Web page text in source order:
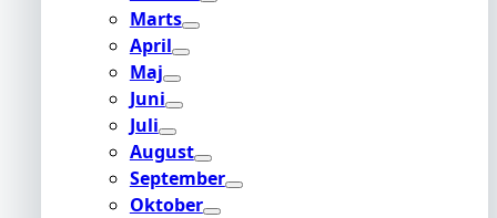
Marts
April
Maj
Juni
Juli
August
September
Oktober